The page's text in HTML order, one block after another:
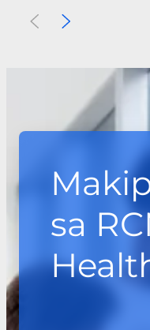
PreviousSusunod
sa